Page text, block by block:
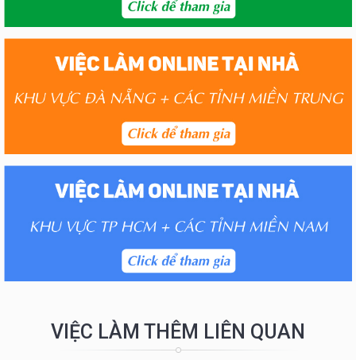
VIỆC LÀM THÊM LIÊN QUAN